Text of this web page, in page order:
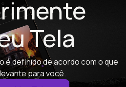
Tela
é definido de acordo com o que
para você.